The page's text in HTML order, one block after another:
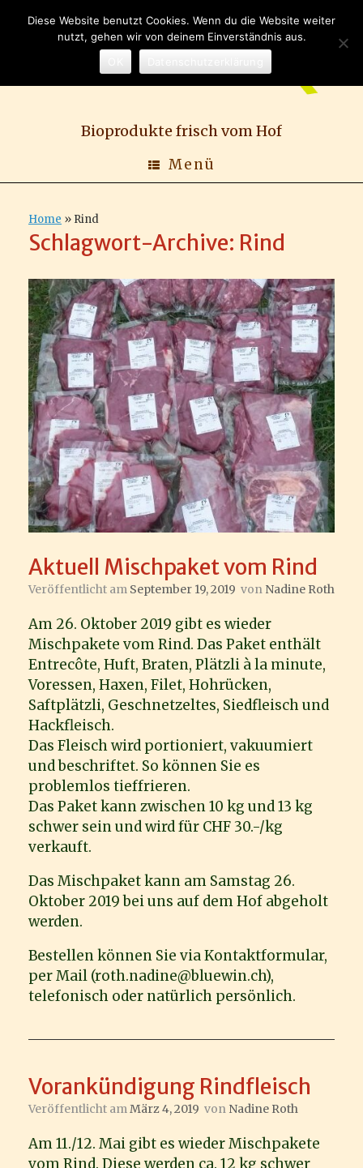
Inhalt
Bioprodukte frisch vom Hof
Menü
Home » Rind
Schlagwort-Archive: Rind
Aktuell Mischpaket vom Rind
Veröffentlicht am September 19, 2019 von Nadine Roth
Am 26. Oktober 2019 gibt es wieder
Mischpakete vom Rind. Das Paket enthält
Entrecôte, Huft, Braten, Plätzli à la minute,
Voressen, Haxen, Filet, Hohrücken,
Saftplätzli, Geschnetzeltes, Siedfleisch und
Hackfleisch.
Das Fleisch wird portioniert, vakuumiert
und beschriftet. So können Sie es
problemlos tieffrieren.
Das Paket kann zwischen 10 kg und 13 kg
schwer sein und wird für CHF 30.-/kg
verkauft.
Das Mischpaket kann am Samstag 26.
Oktober 2019 bei uns auf dem Hof abgeholt
werden.
Bestellen können Sie via Kontaktformular,
per Mail (roth.nadine@bluewin.ch),
telefonisch oder natürlich persönlich.
Vorankündigung Rindfleisch
Veröffentlicht amMärz 4, 2019 von Nadine Roth
Am 11./12. Mai gibt es wieder Mischpakete
vom Rind. Diese werden ca. 12 kg schwer
Diese Website benutzt Cookies. Wenn du die Website weiter
nutzt, gehen wir von deinem Einverständnis aus.